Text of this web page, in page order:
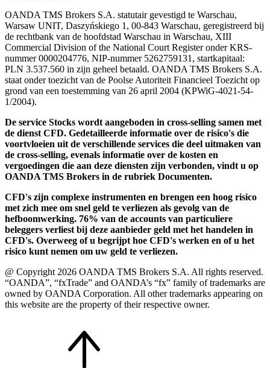
OANDA TMS Brokers S.A. statutair gevestigd te Warschau,
Warsaw UNIT, Daszyńskiego 1, 00-843 Warschau, geregistreerd bij
de rechtbank van de hoofdstad Warschau in Warschau, XIII
Commercial Division of the National Court Register onder KRS-
nummer 0000204776, NIP-nummer 5262759131, startkapitaal:
PLN 3.537.560 in zijn geheel betaald. OANDA TMS Brokers S.A.
staat onder toezicht van de Poolse Autoriteit Financieel Toezicht op
grond van een toestemming van 26 april 2004 (KPWiG-4021-54-
1/2004).
De service Stocks wordt aangeboden in cross-selling samen met
de dienst CFD. Gedetailleerde informatie over de risico's die
voortvloeien uit de verschillende services die deel uitmaken van
de cross-selling, evenals informatie over de kosten en
vergoedingen die aan deze diensten zijn verbonden, vindt u op
OANDA TMS Brokers in de rubriek Documenten.
CFD's zijn complexe instrumenten en brengen een hoog risico
met zich mee om snel geld te verliezen als gevolg van de
hefboomwerking. 76% van de accounts van particuliere
beleggers verliest bij deze aanbieder geld met het handelen in
CFD's. Overweeg of u begrijpt hoe CFD's werken en of u het
risico kunt nemen om uw geld te verliezen.
@ Copyright 2026 OANDA TMS Brokers S.A. All rights reserved.
“OANDA”, “fxTrade” and OANDA’s “fx” family of trademarks are
owned by OANDA Corporation. All other trademarks appearing on
this website are the property of their respective owner.